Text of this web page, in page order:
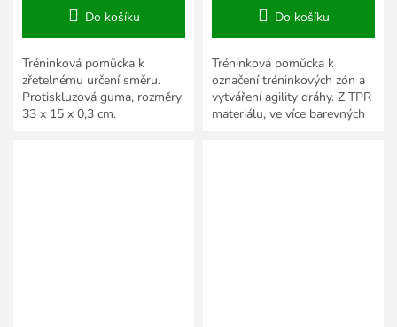
Do košíku
Tréninková pomůcka k
zřetelnému určení směru.
Protiskluzová guma, rozměry
33 x 15 x 0,3 cm.
Do košíku
Tréninková pomůcka k
označení tréninkových zón a
vytváření agility dráhy. Z TPR
materiálu, ve více barevných